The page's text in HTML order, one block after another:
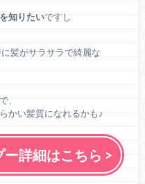
知りたいですし
髪がサラサラで綺麗な
、
かい髪質になれるかも♪
詳細はこちら >